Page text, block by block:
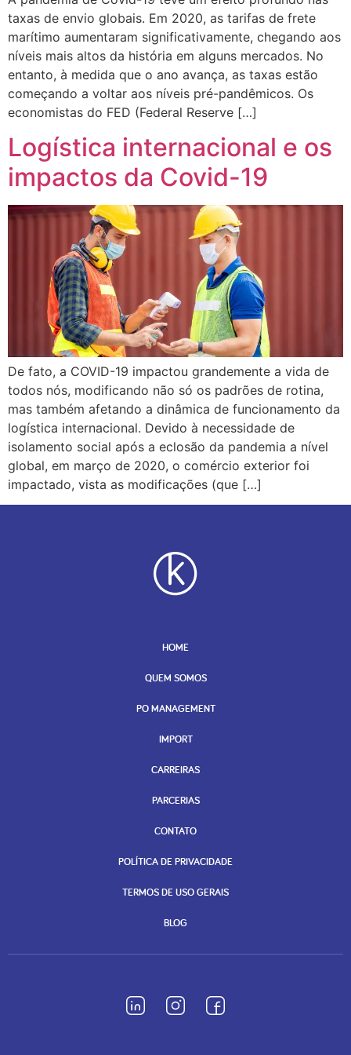
taxas de envio globais. Em 2020, as tarifas de frete
marítimo aumentaram significativamente, chegando aos
níveis mais altos da história em alguns mercados. No
entanto, à medida que o ano avança, as taxas estão
começando a voltar aos níveis pré-pandêmicos. Os
economistas do FED (Federal Reserve […]
Logística internacional e os
impactos da Covid-19
De fato, a COVID-19 impactou grandemente a vida de
todos nós, modificando não só os padrões de rotina,
mas também afetando a dinâmica de funcionamento da
logística internacional. Devido à necessidade de
isolamento social após a eclosão da pandemia a nível
global, em março de 2020, o comércio exterior foi
impactado, vista as modificações (que […]
HOME
QUEM SOMOS
PO MANAGEMENT
IMPORT
CARREIRAS
PARCERIAS
CONTATO
POLÍTICA DE PRIVACIDADE
TERMOS DE USO GERAIS
BLOG